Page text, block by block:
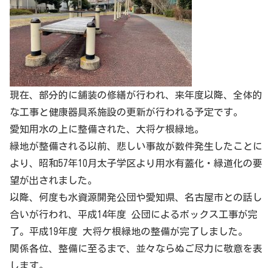
現在、部分的に舗装の修繕が行われ、来年度以降、全体的
な工事と健康器具系施設の更新が行われる予定です。
愛知用水の上に整備された、大将ケ根緑地。
緑地が整備される以前、悲しい事故が数件発生したことに
より、昭和57年10月太子学区より用水有蓋化・緑道化の要
望が出されました。
以降、何度も水資源開発公団や愛知県、名古屋市との話し
合いが行われ、平成14年度 公団によるボックス工事が完
了。平成19年度 大将ケ根緑地の整備が完了しました。
関係各位、整備に至るまで、並々ならぬご尽力に敬意を表
します。